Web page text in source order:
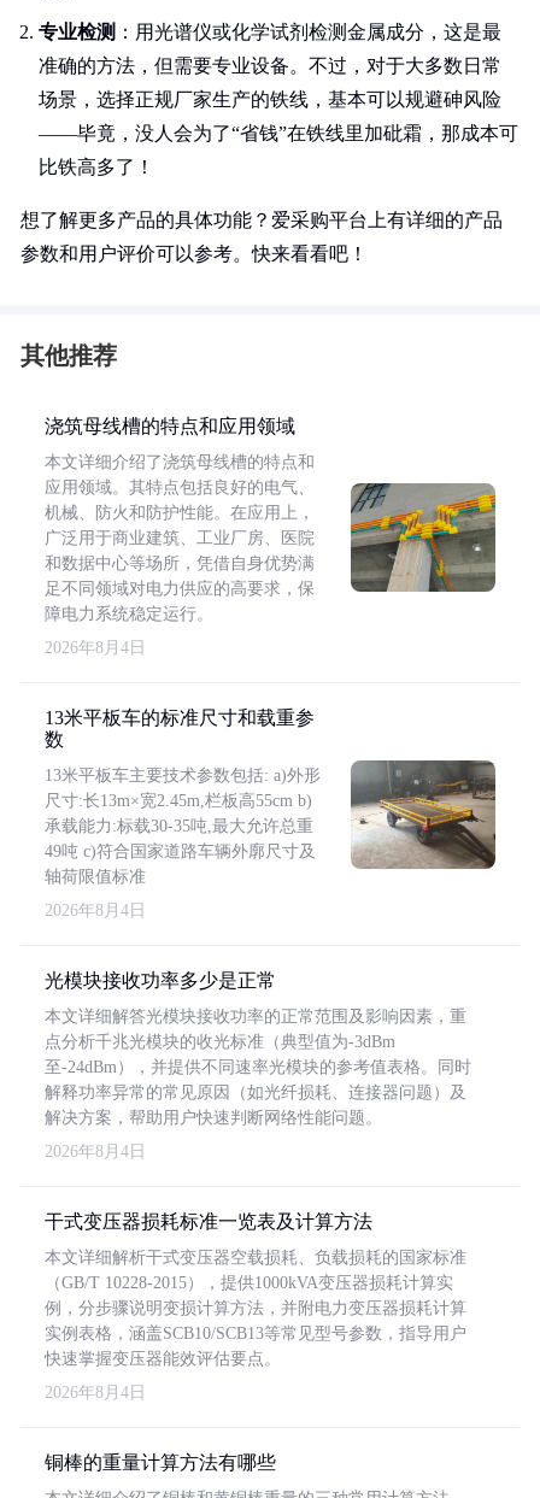
专业检测 ：用光谱仪或化学试剂检测金属成分，这是最
准确的方法，但需要专业设备。不过，对于大多数日常
场景，选择正规厂家生产的铁线，基本可以规避砷风险
——毕竟，没人会为了“省钱”在铁线里加砒霜，那成本可
比铁高多了！
想了解更多产品的具体功能？爱采购平台上有详细的产品
参数和用户评价可以参考。快来看看吧！
其他推荐
浇筑母线槽的特点和应用领域
本文详细介绍了浇筑母线槽的特点和
应用领域。其特点包括良好的电气、
机械、防火和防护性能。在应用上，
广泛用于商业建筑、工业厂房、医院
和数据中心等场所，凭借自身优势满
足不同领域对电力供应的高要求，保
障电力系统稳定运行。
2026年8月4日
13米平板车的标准尺寸和载重参
数
13米平板车主要技术参数包括: a)外形
尺寸:长13m×宽2.45m,栏板高55cm b)
承载能力:标载30-35吨,最大允许总重
49吨 c)符合国家道路车辆外廓尺寸及
轴荷限值标准
2026年8月4日
光模块接收功率多少是正常
本文详细解答光模块接收功率的正常范围及影响因素，重
点分析千兆光模块的收光标准（典型值为-3dBm
至-24dBm），并提供不同速率光模块的参考值表格。同时
解释功率异常的常见原因（如光纤损耗、连接器问题）及
解决方案，帮助用户快速判断网络性能问题。
2026年8月4日
干式变压器损耗标准一览表及计算方法
本文详细解析干式变压器空载损耗、负载损耗的国家标准
（GB/T 10228-2015），提供1000kVA变压器损耗计算实
例，分步骤说明变损计算方法，并附电力变压器损耗计算
实例表格，涵盖SCB10/SCB13等常见型号参数，指导用户
快速掌握变压器能效评估要点。
2026年8月4日
铜棒的重量计算方法有哪些